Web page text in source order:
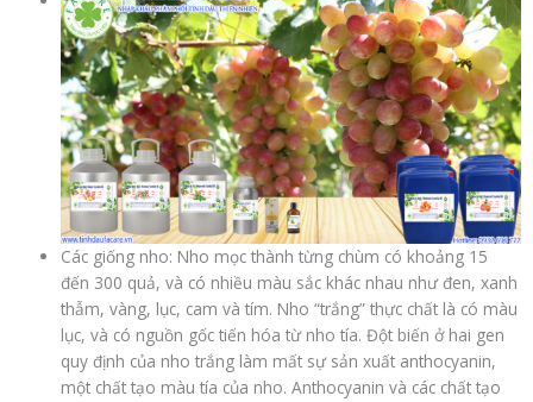
Các giống nho: Nho mọc thành từng chùm có khoảng 15
đến 300 quả, và có nhiều màu sắc khác nhau như đen, xanh
thẫm, vàng, lục, cam và tím. Nho “trắng” thực chất là có màu
lục, và có nguồn gốc tiến hóa từ nho tía. Đột biến ở hai gen
quy định của nho trắng làm mất sự sản xuất anthocyanin,
một chất tạo màu tía của nho. Anthocyanin và các chất tạo